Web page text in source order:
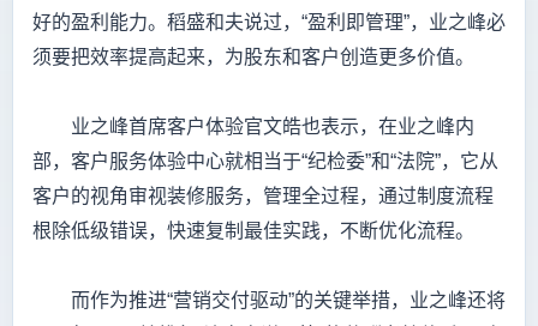
好的盈利能力。稻盛和夫说过，“盈利即管理”，业之峰必
须要把效率提高起来，为股东和客户创造更多价值。
业之峰首席客户体验官文皓也表示，在业之峰内
部，客户服务体验中心就相当于“纪检委”和“法院”，它从
客户的视角审视装修服务，管理全过程，通过制度流程
根除低级错误，快速复制最佳实践，不断优化流程。
而作为推进“营销交付驱动”的关键举措，业之峰还将